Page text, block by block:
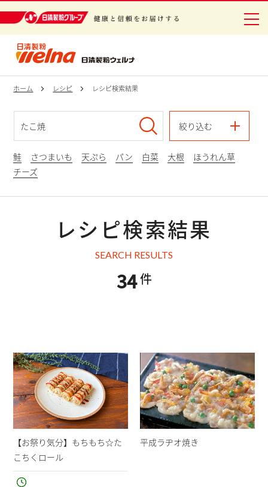
ホーム レシピ レシピ検索結果
絞り込む
鮭 さつまいも 天ぷら パン 白菜 大根
ほうれん草
チーズ
レシピ検索結果
SEARCH RESULTS
34件
【お祭り気分】もちもち☆た
こちくロール
平成ラヂオ焼き